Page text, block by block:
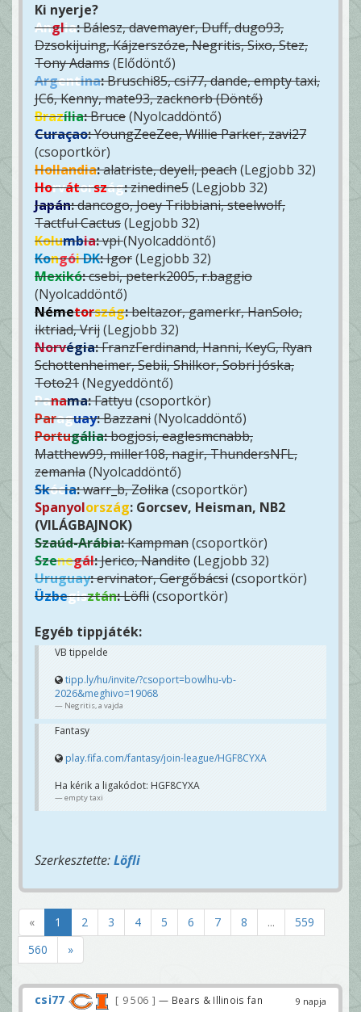
Ki nyerje?
Anglia:Bálesz, davemayer, Duff, dugo93,
Dzsokijuing, Kájzerszóze, Negritis, Sixo, Stez,
Tony Adams(Elődöntő)
Argentina:Bruschi85, csi77, dande, empty taxi,
JC6, Kenny, mate93, zacknorb (Döntő)
Brazília:Bruce(Nyolcaddöntő)
Curaçao:YoungZeeZee, Willie Parker, zavi27
(csoportkör)
Hollandia:alatriste, deyell, peach(Legjobb 32)
Horvátország:zinedine5(Legjobb 32)
Japán:dancogo, Joey Tribbiani, steelwolf,
Tactful Cactus(Legjobb 32)
Kolumbia:vpi(Nyolcaddöntő)
KongóiDK:Igor(Legjobb 32)
Mexikó:csebi, peterk2005, r.baggio
(Nyolcaddöntő)
Németország:beltazor, gamerkr, HanSolo,
iktriad, Vrij(Legjobb 32)
Norvégia:FranzFerdinand, Hanni, KeyG, Ryan
Schottenheimer, Sebii, Shilkor, Sobri Jóska,
Toto21(Negyeddöntő)
Panama:Fattyu(csoportkör)
Paraguay:Bazzani(Nyolcaddöntő)
Portugália:bogjosi, eaglesmcnabb,
Matthew99, miller108, nagir, ThundersNFL,
zemanla(Nyolcaddöntő)
Skócia:warr_b, Zolika(csoportkör)
Spanyolország: Gorcsev, Heisman, NB2
(VILÁGBAJNOK)
Szaúd-Arábia:Kampman(csoportkör)
Szenegál:Jerico, Nandito(Legjobb 32)
Uruguay:ervinator, Gergőbácsi(csoportkör)
Üzbegisztán:Löfli(csoportkör)
Egyéb tippjáték:
VB tippelde
tipp.ly/hu/invite/?csoport=bowlhu-vb-
2026&meghivo=19068
Negritis, a vajda
Fantasy
play.fifa.com/fantasy/join-league/HGF8CYXA
Ha kérik a ligakódot: HGF8CYXA
empty taxi
Szerkesztette:Löfli
« 1 2 3 4 5 6 7 8 ...
559
560
»
9 napja
csi77 9 506 — Bears & Illinois fan